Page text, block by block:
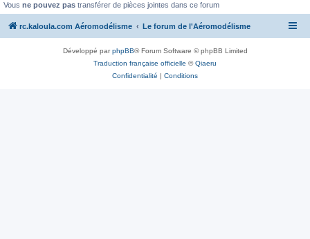
Vous ne pouvez pas transférer de pièces jointes dans ce forum
rc.kaloula.com Aéromodélisme Le forum de l'Aéromodélisme
Développé parphpBB® Forum Software © phpBB Limited
Traduction française officielle ©Qiaeru
Confidentialité | Conditions